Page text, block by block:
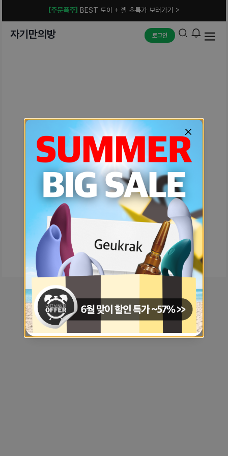
[주문폭주] BEST 토이 + 젤 초특가 보러가기 >
자기만의방 로그인
예상치 못한 에러입니다.